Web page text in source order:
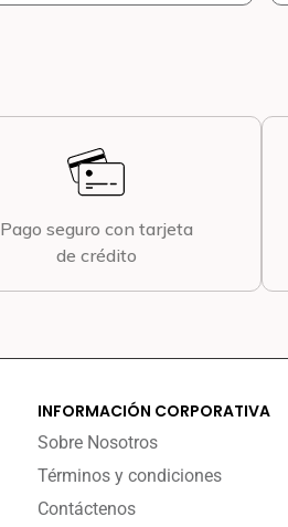
Pago seguro con tarjeta
de crédito
INFORMACIÓN CORPORATIVA
Sobre Nosotros
Términos y condiciones
Contáctenos